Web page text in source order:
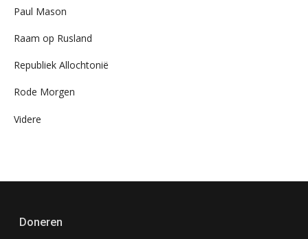
Paul Mason
Raam op Rusland
Republiek Allochtonië
Rode Morgen
Videre
Doneren